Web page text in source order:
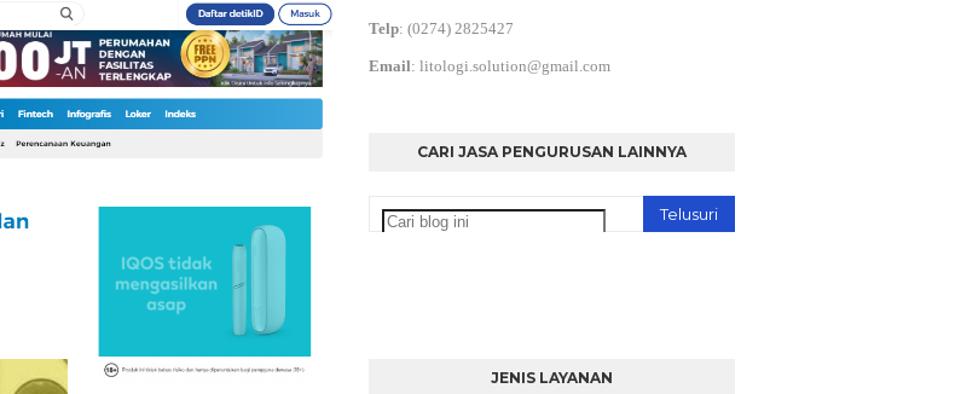
Telp: (0274) 2825427
Email: litologi.solution@gmail.com
CARI JASA PENGURUSAN LAINNYA
JENIS LAYANAN